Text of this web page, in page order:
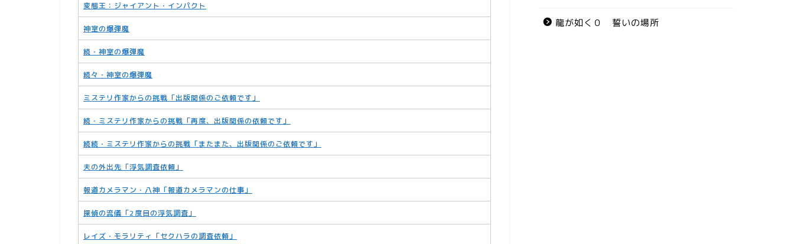
変態王：ジャイアント・インパクト
神室の爆弾魔
続・神室の爆弾魔
続々・神室の爆弾魔
ミステリ作家からの挑戦「出版関係のご依頼です」
続・ミステリ作家からの挑戦「再度、出版関係の依頼です」
続続・ミステリ作家からの挑戦「またまた、出版関係のご依頼です」
夫の外出先「浮気調査依頼」
報道カメラマン・八神「報道カメラマンの仕事」
探偵の流儀「2度目の浮気調査」
レイズ・モラリティ「セクハラの調査依頼」
龍が如く０ 誓いの場所